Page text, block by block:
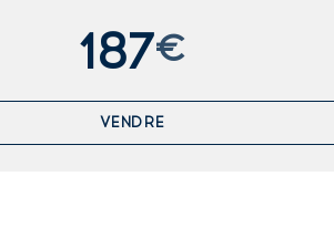
187€
VENDRE